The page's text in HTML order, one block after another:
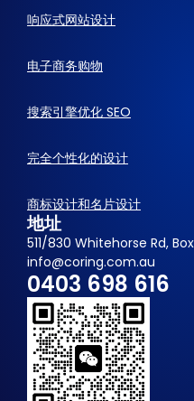
响应式网站设计
电子商务购物
搜索引擎优化 SEO
完全个性化的设计
商标设计和名片设计
地址
511/830 Whitehorse Rd,
info@coring.com.au
0403 698 616